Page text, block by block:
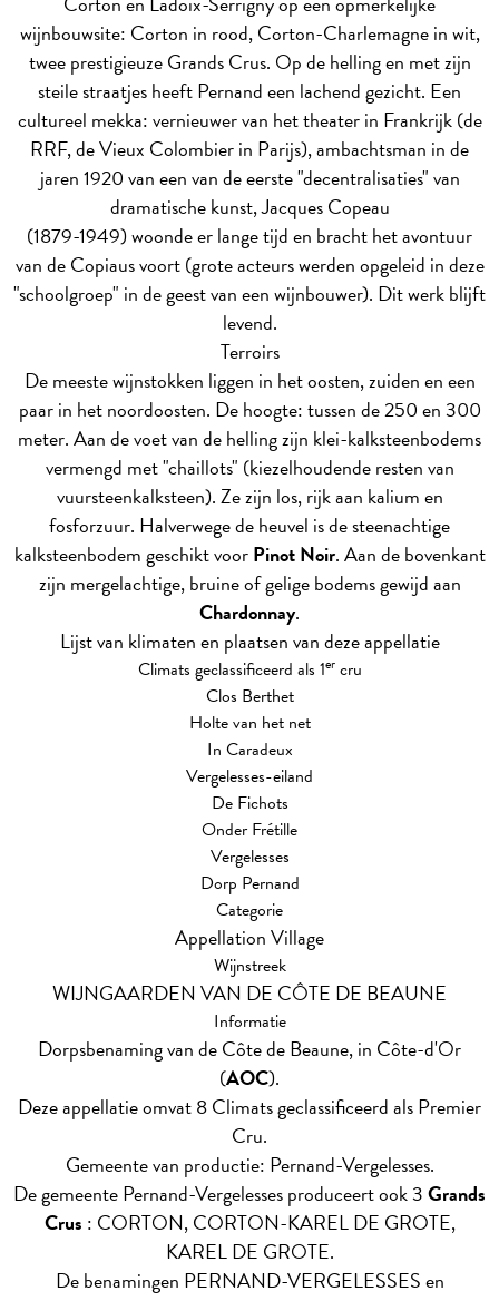
wijnbouwsite: Corton in rood, Corton-Charlemagne in wit,
twee prestigieuze Grands Crus. Op de helling en met zijn
steile straatjes heeft Pernand een lachend gezicht. Een
cultureel mekka: vernieuwer van het theater in Frankrijk (de
RRF, de Vieux Colombier in Parijs), ambachtsman in de
jaren 1920 van een van de eerste "decentralisaties" van
dramatische kunst, Jacques Copeau
(1879-1949) woonde er lange tijd en bracht het avontuur
van de Copiaus voort (grote acteurs werden opgeleid in deze
"schoolgroep" in de geest van een wijnbouwer). Dit werk blijft
levend.
Terroirs
De meeste wijnstokken liggen in het oosten, zuiden en een
paar in het noordoosten. De hoogte: tussen de 250 en 300
meter. Aan de voet van de helling zijn klei-kalksteenbodems
vermengd met "chaillots" (kiezelhoudende resten van
vuursteenkalksteen). Ze zijn los, rijk aan kalium en
fosforzuur. Halverwege de heuvel is de steenachtige
kalksteenbodem geschikt voorPinot Noir. Aan de bovenkant
zijn mergelachtige, bruine of gelige bodems gewijd aan
Chardonnay.
Lijst van klimaten en plaatsen van deze appellatie
Climats geclassificeerd als 1ercru
Clos Berthet
Holte van het net
In Caradeux
Vergelesses-eiland
De Fichots
Onder Frétille
Vergelesses
Dorp Pernand
Categorie
Appellation Village
Wijnstreek
WIJNGAARDEN VAN DE CÔTE DE BEAUNE
Informatie
Dorpsbenaming van de Côte de Beaune, in Côte-d'Or
(AOC).
Deze appellatie omvat 8 Climats geclassificeerd als Premier
Cru.
Gemeente van productie: Pernand-Vergelesses.
De gemeente Pernand-Vergelesses produceert ook 3Grands
Crus : CORTON, CORTON-KAREL DE GROTE,
KAREL DE GROTE.
De benamingen PERNAND-VERGELESSES en